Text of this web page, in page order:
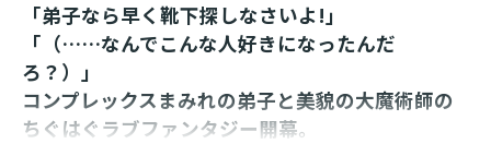
「弟子なら早く靴下探しなさいよ!」
「（……なんでこんな人好きになったんだ
ろ？）」
コンプレックスまみれの弟子と美貌の大魔術師の
ちぐはぐラブファンタジー開幕。